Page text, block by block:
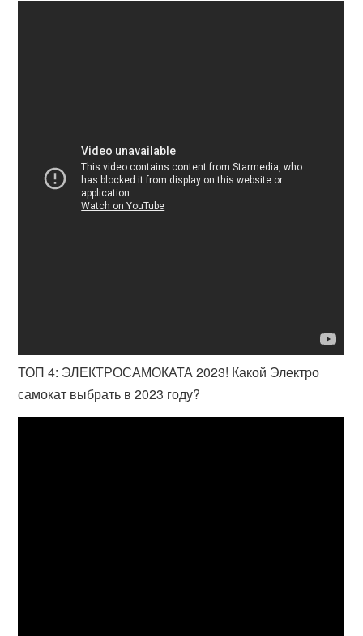
ТОП 4: ЭЛЕКТРОСАМОКАТА 2023! Какой Электро
самокат выбрать в 2023 году?